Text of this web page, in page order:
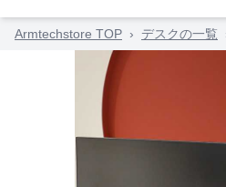
Armtechstore TOP › デスクの一覧